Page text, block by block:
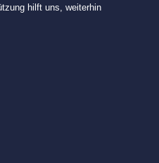
hilft uns, weiterhin